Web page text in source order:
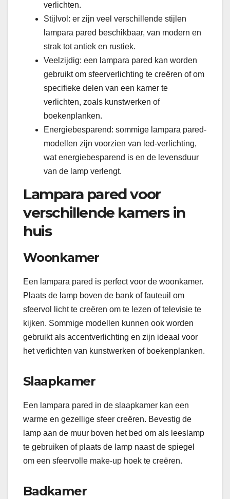
verlichten.
Stijlvol: er zijn veel verschillende stijlen
lampara pared beschikbaar, van modern en
strak tot antiek en rustiek.
Veelzijdig: een lampara pared kan worden
gebruikt om sfeerverlichting te creëren of om
specifieke delen van een kamer te
verlichten, zoals kunstwerken of
boekenplanken.
Energiebesparend: sommige lampara pared-
modellen zijn voorzien van led-verlichting,
wat energiebesparend is en de levensduur
van de lamp verlengt.
Lampara pared voor
verschillende kamers in
huis
Woonkamer
Een lampara pared is perfect voor de woonkamer.
Plaats de lamp boven de bank of fauteuil om
sfeervol licht te creëren om te lezen of televisie te
kijken. Sommige modellen kunnen ook worden
gebruikt als accentverlichting en zijn ideaal voor
het verlichten van kunstwerken of boekenplanken.
Slaapkamer
Een lampara pared in de slaapkamer kan een
warme en gezellige sfeer creëren. Bevestig de
lamp aan de muur boven het bed om als leeslamp
te gebruiken of plaats de lamp naast de spiegel
om een ​​sfeervolle make-up hoek te creëren.
Badkamer